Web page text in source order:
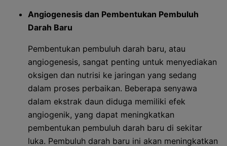
Angiogenesis dan Pembentukan Pembuluh
Darah Baru
Pembentukan pembuluh darah baru, atau
angiogenesis, sangat penting untuk menyediakan
oksigen dan nutrisi ke jaringan yang sedang
dalam proses perbaikan. Beberapa senyawa
dalam ekstrak daun diduga memiliki efek
angiogenik, yang dapat meningkatkan
pembentukan pembuluh darah baru di sekitar
luka. Pembuluh darah baru ini akan meningkatkan